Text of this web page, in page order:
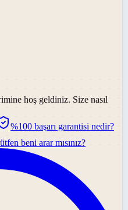
hoş geldiniz. Size nasıl
%100 başarı garantisi nedir?
beni arar mısınız?